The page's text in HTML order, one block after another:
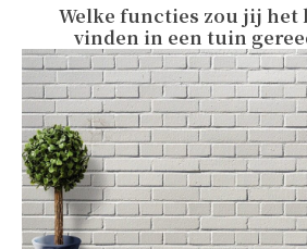
Welke functies zou jij
vinden in een tuin